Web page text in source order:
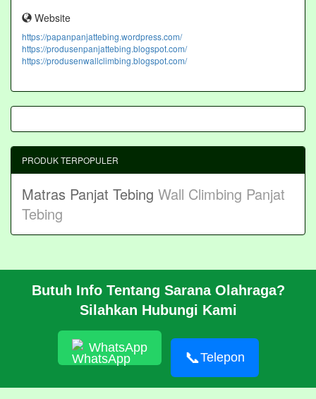
Website
https://papanpanjattebing.wordpress.com/
https://produsenpanjattebing.blogspot.com/
https://produsenwallclimbing.blogspot.com/
Butuh Info Tentang Sarana Olahraga?
Silahkan Hubungi Kami
WhatsApp
📞Telepon
PRODUK TERPOPULER
Matras Panjat Tebing Wall Climbing Panjat
Tebing
CARA PESAN
HUBUNGI KAMI
Pembangunan Wall Climbing Di PPLP Banten
© 2026 https://akasahadventure.com/